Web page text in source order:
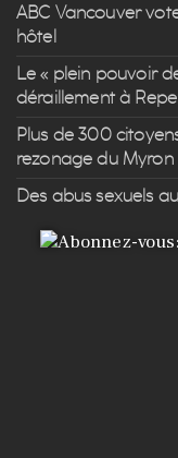
ABC Vancouver
hôtel
Le « plein pouvoir
déraillement à
Plus de 300
rezonage du
Des abus sexuels